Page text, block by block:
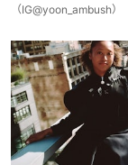
（IG@yoon_ambush）